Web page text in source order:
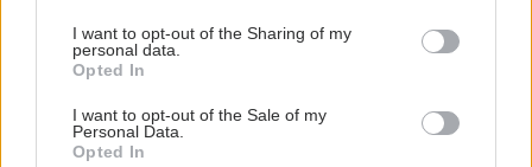
not limited to your visit or usage behaviour. You may click to
grant or deny consent to Google and its third-party tags to
use your data for below specified purposes in below Google
consent section.
I want to opt-out of the Sharing of my
personal data.
Opted In
I want to opt-out of the Sale of my
Personal Data.
Opted In